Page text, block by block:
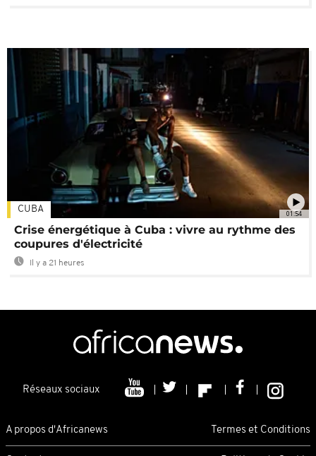
01:54
CUBA
Crise énergétique à Cuba : vivre au rythme des
coupures d'électricité
Il y a 21 heures
Réseaux sociaux
A propos d'Africanews Termes et Conditions